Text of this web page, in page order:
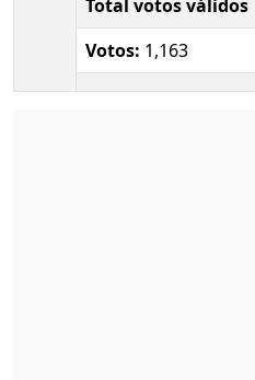
Total votos válidos
Votos: 1,163